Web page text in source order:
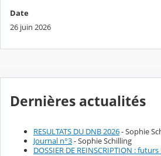
Date
26 juin 2026
Dernières actualités
RESULTATS DU DNB 2026- Sophie
Journal n°3- Sophie Schilling
DOSSIER DE REINSCRIPTION : futurs